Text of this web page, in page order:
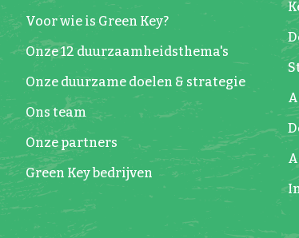
Voor wie is Green Key?
Onze 12 duurzaamheidsthema's
Onze duurzame doelen & strategie
Ons team
Onze partners
Green Key bedrijven